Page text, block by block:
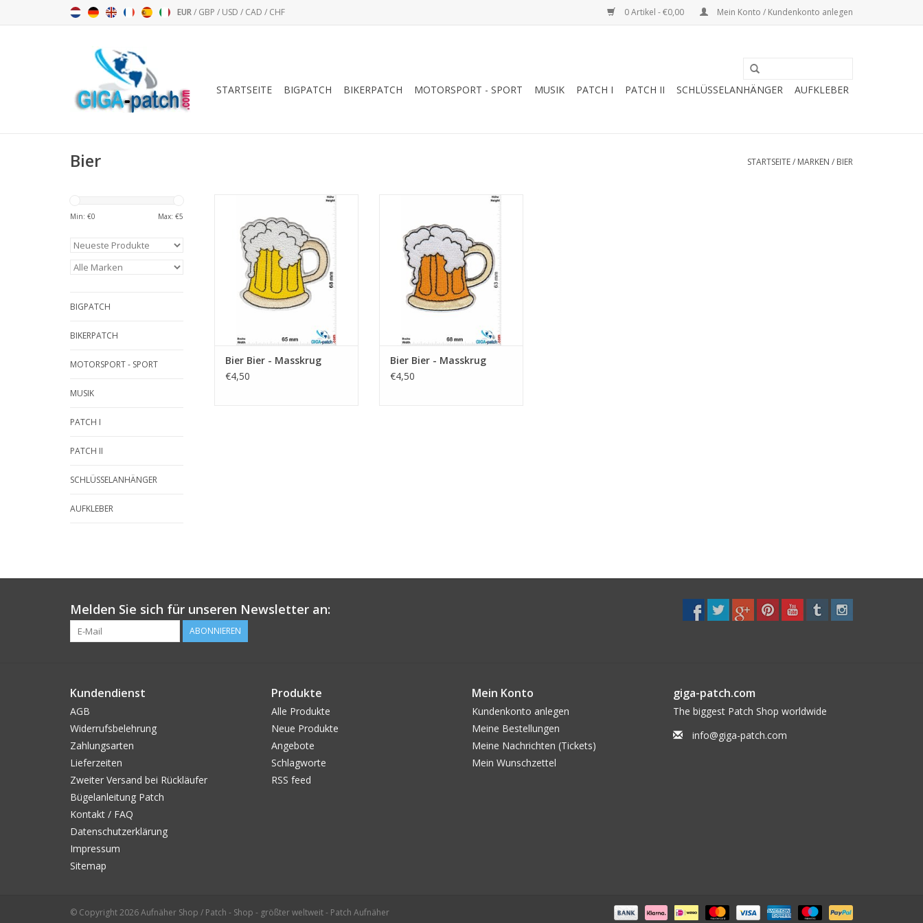
EUR/ GBP / USD / CAD / CHF 0 Artikel - €0,00 Mein Konto / Kundenkonto anlegen
STARTSEITE BIGPATCH BIKERPATCH MOTORSPORT - SPORT MUSIK PATCH I PATCH II SCHLÜSSELANHÄNGER AUFKLEBER
Bier STARTSEITE/ MARKEN / BIER
Min: €0 Max: €5
BIGPATCH
BIKERPATCH
MOTORSPORT - SPORT
MUSIK
PATCH I
PATCH II
SCHLÜSSELANHÄNGER
AUFKLEBER
ZUM WARENKORB HINZUFÜGEN
Bier Bier - Masskrug
€4,50
ZUM WARENKORB HINZUFÜGEN
Bier Bier - Masskrug
€4,50
Melden Sie sich für unseren Newsletter an:
ABONNIEREN
Kundendienst
AGB
Widerrufsbelehrung
Zahlungsarten
Lieferzeiten
Zweiter Versand bei Rückläufer
Bügelanleitung Patch
Kontakt / FAQ
Datenschutzerklärung
Impressum
Sitemap
Produkte
Alle Produkte
Neue Produkte
Angebote
Schlagworte
RSS feed
Mein Konto
Kundenkonto anlegen
Meine Bestellungen
Meine Nachrichten (Tickets)
Mein Wunschzettel
giga-patch.com
The biggest Patch Shop worldwide
info@giga-patch.com
© Copyright 2026 Aufnäher Shop / Patch - Shop - größter weltweit - Patch Aufnäher